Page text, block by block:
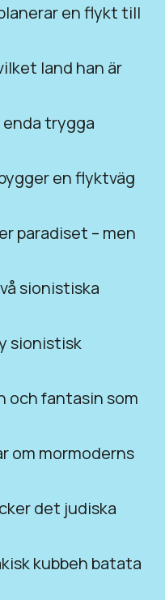
en flykt till
land han är
enda trygga
en flyktväg
paradiset – men
sionistiska
sionistisk
och fantasin som
om mormoderns
det judiska
kubbeh batata